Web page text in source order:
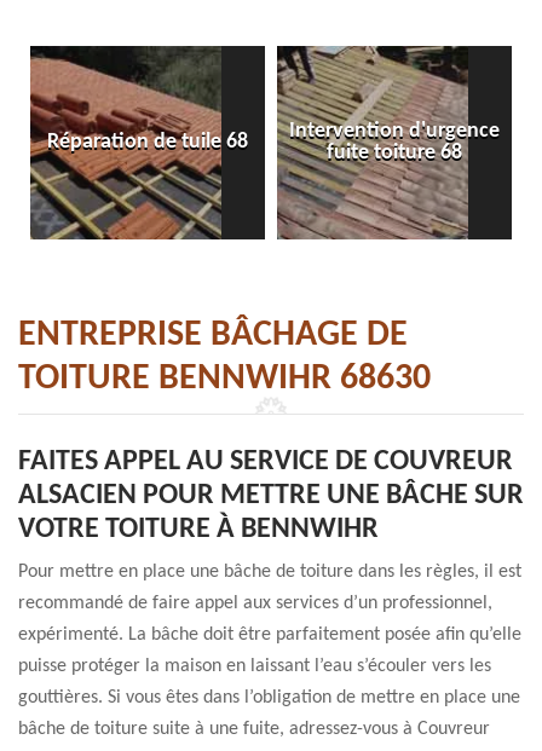
Réparation de tuile 68
Intervention d'urgence
fuite toiture 68
ENTREPRISE BÂCHAGE DE
TOITURE BENNWIHR 68630
FAITES APPEL AU SERVICE DE COUVREUR
ALSACIEN POUR METTRE UNE BÂCHE SUR
VOTRE TOITURE À BENNWIHR
Pour mettre en place une bâche de toiture dans les règles, il est
recommandé de faire appel aux services d’un professionnel,
expérimenté. La bâche doit être parfaitement posée afin qu’elle
puisse protéger la maison en laissant l’eau s’écouler vers les
gouttières. Si vous êtes dans l’obligation de mettre en place une
bâche de toiture suite à une fuite, adressez-vous à Couvreur